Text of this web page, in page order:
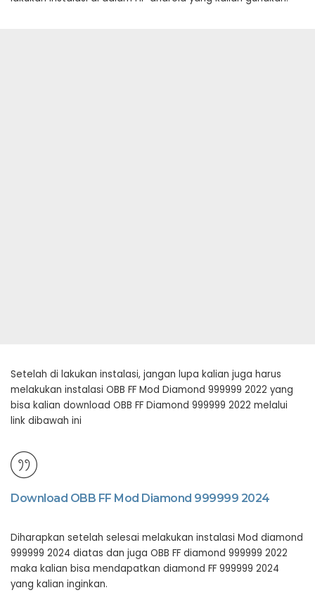
Setelah di lakukan instalasi, jangan lupa kalian juga harus
melakukan instalasi OBB FF Mod Diamond 999999 2022 yang
bisa kalian download OBB FF Diamond 999999 2022 melalui
link dibawah ini
Download OBB FF Mod Diamond 999999 2024
Diharapkan setelah selesai melakukan instalasi Mod diamond
999999 2024 diatas dan juga OBB FF diamond 999999 2022
maka kalian bisa mendapatkan diamond FF 999999 2024
yang kalian inginkan.